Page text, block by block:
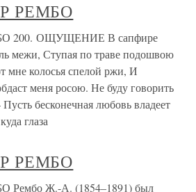
РЕМБО
200. ОЩУЩЕНИЕ В сапфире
межи, Ступая по траве подошвою
мне колосья спелой ржи, И
меня росою. Не буду говорить
бесконечная любовь владеет
глаза
РЕМБО
Ж.-А. (1854–1891) был